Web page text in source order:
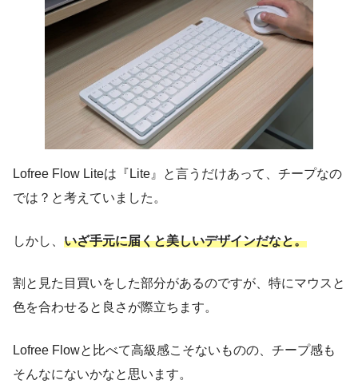
Lofree Flow Liteは『Lite』と言うだけあって、チープなの
では？と考えていました。
しかし、 いざ手元に届くと美しいデザインだなと。
割と見た目買いをした部分があるのですが、特にマウスと
色を合わせると良さが際立ちます。
Lofree Flowと比べて高級感こそないものの、チープ感も
そんなにないかなと思います。